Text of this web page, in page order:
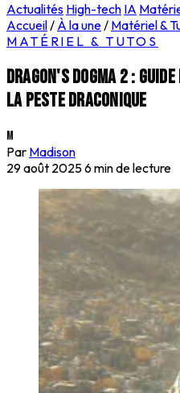
Actualités High-tech IA
Accueil/ À la une/ Matériel &
MATÉRIEL & TUTOS
Dragon's dogma 2 :
la peste draconique
M
Par Madison
29 août 20256 min de lecture